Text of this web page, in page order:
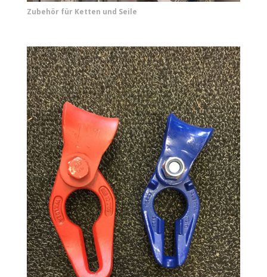
Zubehör für Ketten und Seile